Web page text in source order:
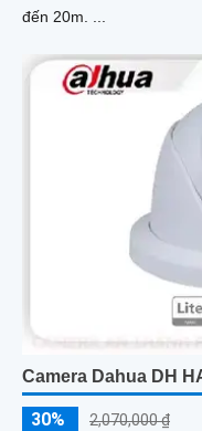
đến 20m. ...
Camera Dahua DH
30% 2,070,000 ₫